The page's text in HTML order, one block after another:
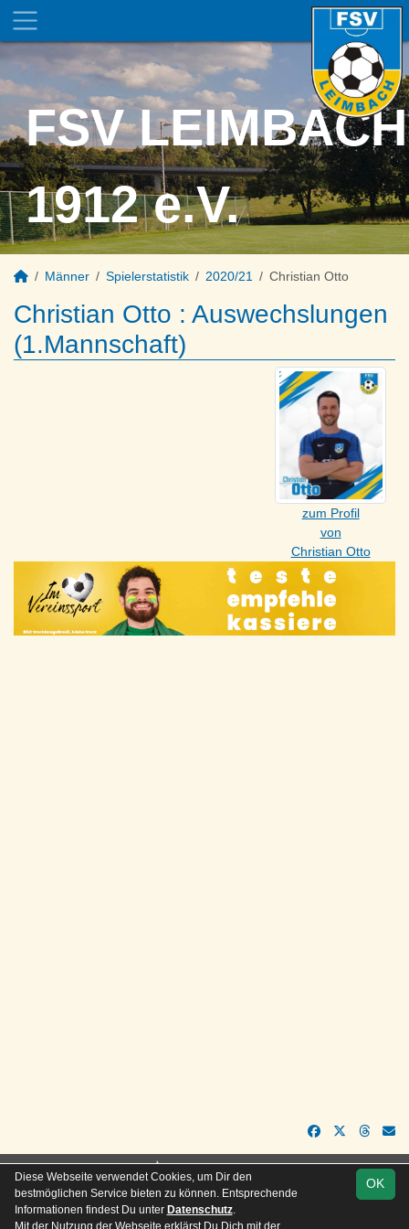
FSV LEIMBACH
1912 e.V.
Männer Spielerstatistik 2020/21 Christian Otto
Christian Otto : Auswechslungen
(1.Mannschaft)
zum Profil
von
Christian Otto
soccero.de
Besucherstatistik Kontakt Impressum
OK
Diese Webseite verwendet Cookies, um Dir den
bestmöglichen Service bieten zu können. Entsprechende
Informationen findest Du unter Datenschutz.
Mit der Nutzung der Webseite erklärst Du Dich mit der